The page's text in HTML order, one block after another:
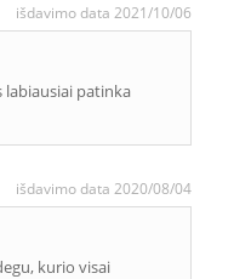
išdavimo data 2021/10/06
labiausiai patinka
išdavimo data 2020/08/04
kurio visai